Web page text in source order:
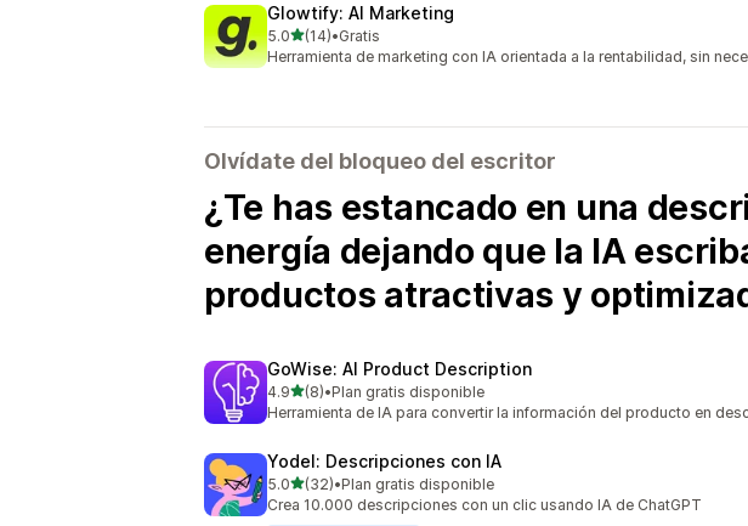
Glowtify: AI Marketing
5.0de 5 estrellas
(14)
14 reseñas en total
•Gratis
Herramienta de marketing con IA orientada a la rentabilidad, sin
Olvídate del bloqueo del escritor
¿Te has estancado en una
energía dejando que la IA
productos atractivas y
GoWise: AI Product Description
4.9de 5 estrellas
(8)
8 reseñas en total
•Plan gratis disponible
Herramienta de IA para convertir la información del producto en
Yodel: Descripciones con IA
5.0de 5 estrellas
(32)
32 reseñas en total
•Plan gratis disponible
Crea 10.000 descripciones con un clic usando IA de ChatGPT